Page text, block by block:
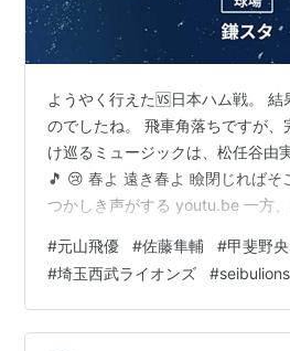
ようやく行えた🆚日本ハム戦。 結
のでしたね。 飛車角落ちですが
け巡るミュージックは、松任谷由
🎵 😢 春よ 遠き春よ 瞼閉じればそ
つかしき声がする youtu.be 一方
ンも入って来ましたね。 同期でポ
ドンの好調さを見せつけられては
でも、穏やかではないでしょう。
ングリ競争』勝利者認定において
#元山飛優 #佐藤隼輔 #甲斐野央
#埼玉西武ライオンズ #seibulions